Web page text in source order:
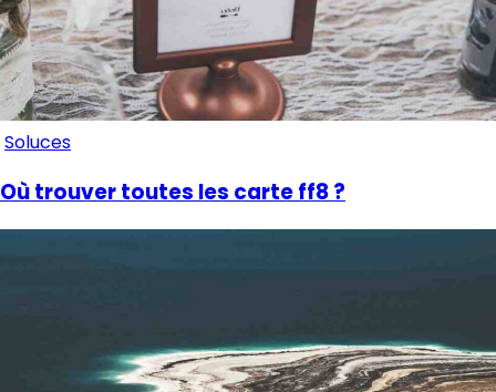
Soluces
Où trouver toutes les carte ff8 ?